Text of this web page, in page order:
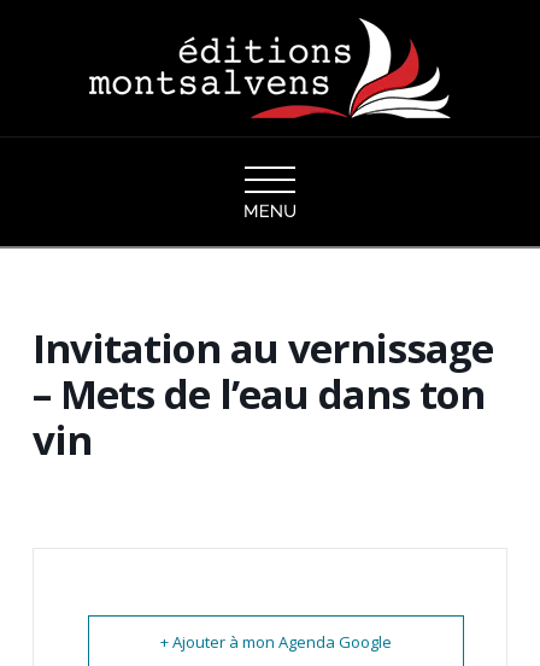
Invitation au vernissage
– Mets de l’eau dans ton
vin
+ Ajouter à mon Agenda Google